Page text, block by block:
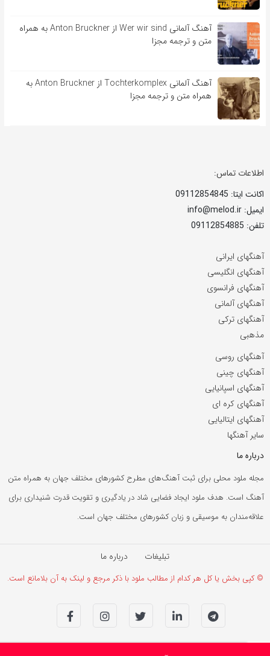
آهنگ آلمانی Wer wir sind از Anton Bruckner به همراه
متن و ترجمه مجزا
آهنگ آلمانی Tochterkomplex از Anton Bruckner به
همراه متن و ترجمه مجزا
اطلاعات تماس:
اکانت ایتا: 09112854845
ایمیل: info@melod.ir
تلفن: 09112854885
آهنگهای ایرانی
آهنگهای انگلیسی
آهنگهای فرانسوی
آهنگهای آلمانی
آهنگهای ترکی
مذهبی
آهنگهای روسی
آهنگهای چینی
آهنگهای اسپانیایی
آهنگهای کره ای
آهنگهای ایتالیایی
سایر آهنگها
درباره ما
مجله ملود محلی برای ثبت آهنگ‌های مطرح کشورهای مختلف جهان به همراه متن
آهنگ است. هدف ملود ایجاد فضایی شاد در یادگیری و تقویت قدرت شنیداری برای
علاقه‌مندان به موسیقی و زبان کشورهای مختلف جهان است.
تبلیغات درباره ما
© کپی بخش یا کل هر کدام از مطالب ملود با ذکر مرجع و لینک به آن بلامانع است.